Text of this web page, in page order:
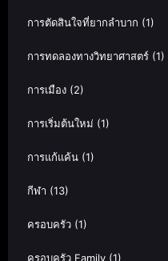
การตัดสินใจที่ยากลำบาก (1)
การทดลองทางวิทยาศาสตร์ (1)
การเมือง (2)
การเริ่มต้นใหม่ (1)
การแก้แค้น (1)
กีฬา (13)
ครอบครัว (1)
ครอบครัว Family (1)